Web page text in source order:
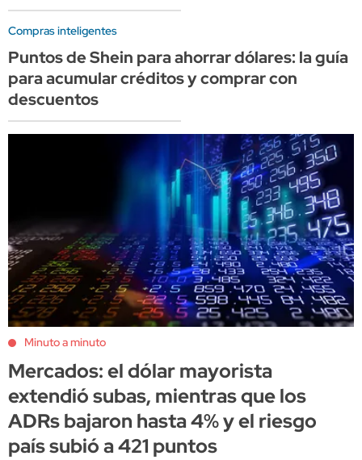
Compras inteligentes
Puntos de Shein para ahorrar dólares: la guía
para acumular créditos y comprar con
descuentos
Minuto a minuto
Mercados: el dólar mayorista
extendió subas, mientras que los
ADRs bajaron hasta 4% y el riesgo
país subió a 421 puntos